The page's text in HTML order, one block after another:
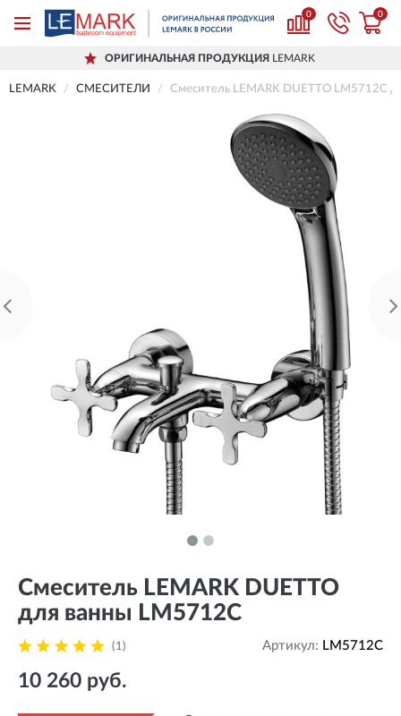
0 0
ОРИГИНАЛЬНАЯ ПРОДУКЦИЯ LEMARK
LEMARK СМЕСИТЕЛИ Смеситель LEMARK DUETTO LM5712C
Смеситель LEMARK DUETTO
для ванны LM5712C
(1) Артикул: LM5712C
10 260 руб.